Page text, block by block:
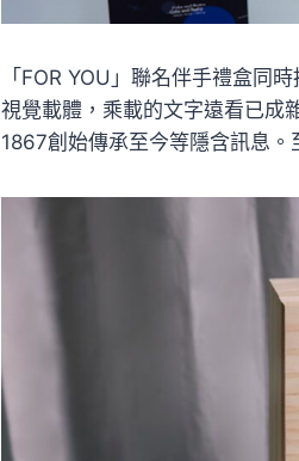
「FOR YOU」聯名伴手禮盒同
視覺載體，乘載的文字遠看已成
1867創始傳承至今等隱含訊息。